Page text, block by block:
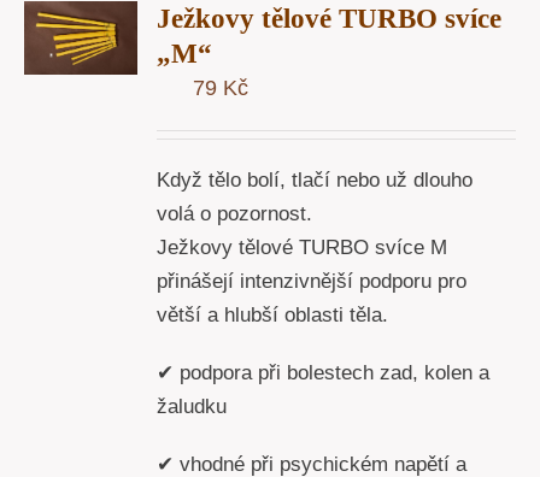
Ježkovy tělové TURBO svíce
„M“
79 Kč
Když tělo bolí, tlačí nebo už dlouho
volá o pozornost.
Ježkovy tělové TURBO svíce M
přinášejí intenzivnější podporu pro
větší a hlubší oblasti těla.
✔ podpora při bolestech zad, kolen a
žaludku
✔ vhodné při psychickém napětí a